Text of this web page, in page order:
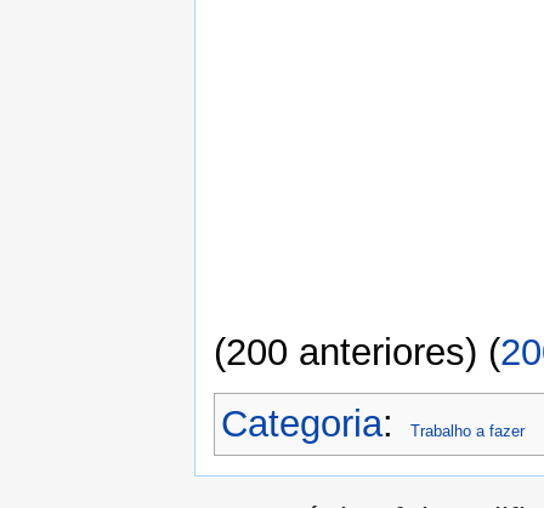
(200 anteriores) (
Categoria: Trabalho a fazer